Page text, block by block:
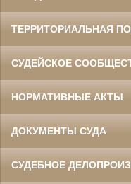
ТЕРРИТОРИАЛЬНАЯ
СУДЕЙСКОЕ
НОРМАТИВНЫЕ АКТЫ
ДОКУМЕНТЫ СУДА
СУДЕБНОЕ